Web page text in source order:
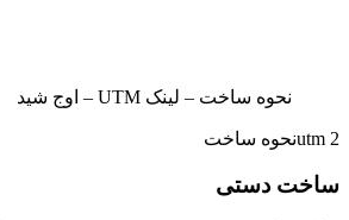
نحوه ساخت – لینک UTM – اوج شید
utm 2نحوه ساخت
ساخت دستی